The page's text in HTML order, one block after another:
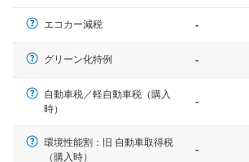
エコカー減税 -
グリーン化特例 -
自動車税／軽自動車税（購入
時）
-
環境性能割：旧 自動車取得税
（購入時）
-